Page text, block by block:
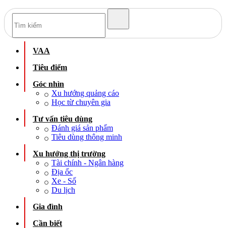
VAA
Tiêu điểm
Góc nhìn
Xu hướng quảng cáo
Học từ chuyên gia
Tư vấn tiêu dùng
Đánh giá sản phẩm
Tiêu dùng thông minh
Xu hướng thị trường
Tài chính - Ngân hàng
Địa ốc
Xe - Số
Du lịch
Gia đình
Cần biết